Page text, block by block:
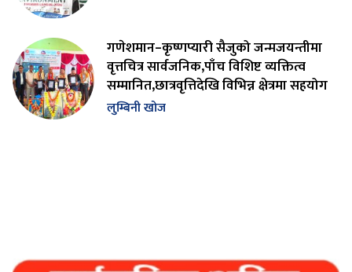
गणेशमान–कृष्णप्यारी सैजुको जन्मजयन्तीमा
वृत्तचित्र सार्वजनिक,पाँच विशिष्ट व्यक्तित्व
सम्मानित,छात्रवृत्तिदेखि विभिन्न क्षेत्रमा सहयोग
लुम्बिनी खोज